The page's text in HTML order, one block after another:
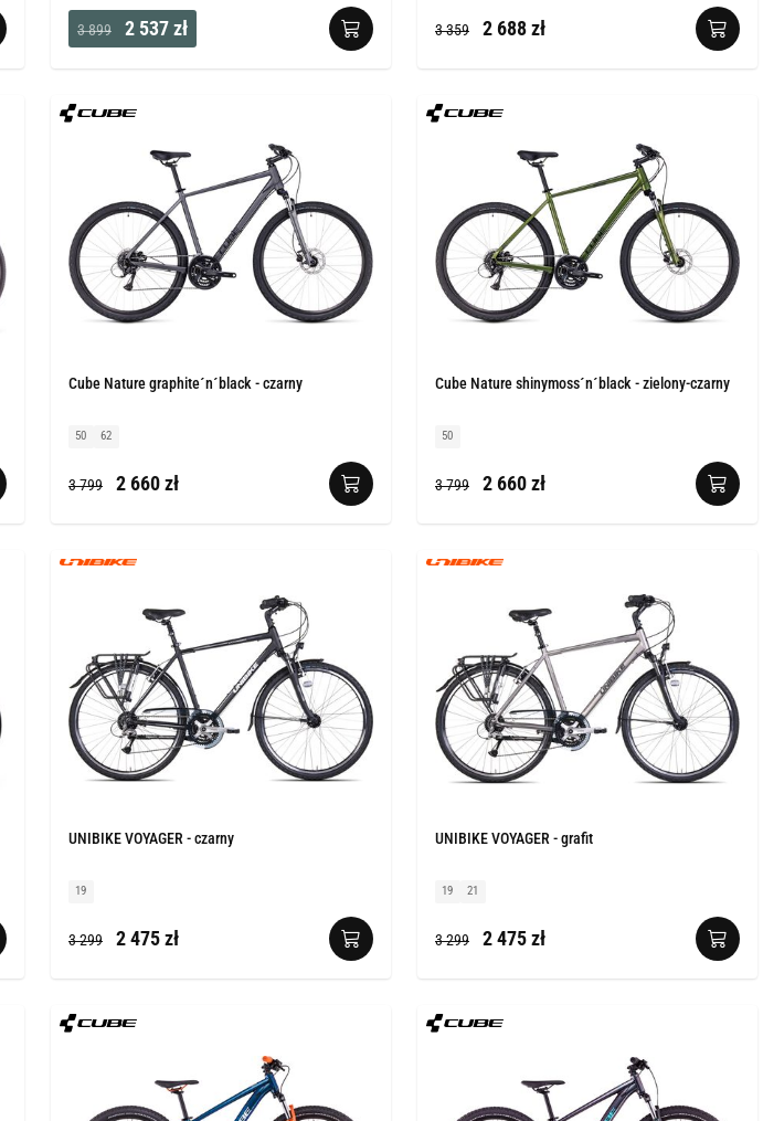
3 899 2 537 zł 3 359 2 688 zł
Cube Nature graphite´n´black - czarny
50 62
3 799 2 660 zł
Cube Nature shinymoss´n´black - zielony-czarny
50
3 799 2 660 zł
UNIBIKE VOYAGER - czarny
19
3 299 2 475 zł
UNIBIKE VOYAGER - grafit
19 21
3 299 2 475 zł